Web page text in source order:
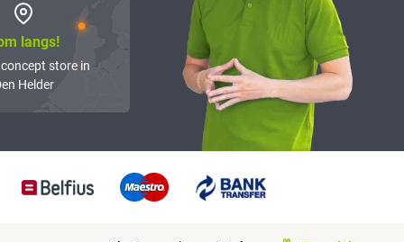
langs!
store in
Helder